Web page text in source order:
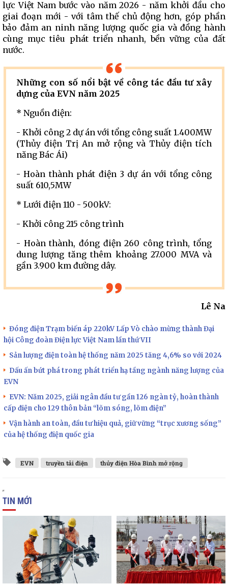
lực Việt Nam bước vào năm 2026 - năm khởi đầu cho
giai đoạn mới - với tâm thế chủ động hơn, góp phần
bảo đảm an ninh năng lượng quốc gia và đồng hành
cùng mục tiêu phát triển nhanh, bền vững của đất
nước.
Những con số nổi bật về công tác đầu tư xây
dựng của EVN năm 2025
* Nguồn điện:
- Khởi công 2 dự án với tổng công suất 1.400MW
(Thủy điện Trị An mở rộng và Thủy điện tích
năng Bác Ái)
- Hoàn thành phát điện 3 dự án với tổng công
suất 610,5MW
* Lưới điện 110 - 500kV:
- Khởi công 215 công trình
- Hoàn thành, đóng điện 260 công trình, tổng
dung lượng tăng thêm khoảng 27.000 MVA và
gần 3.900 km đường dây.
Lê Na
Đóng điện Trạm biến áp 220kV Lấp Vò chào mừng thành Đại
hội Công đoàn Điện lực Việt Nam lần thứ VII
Sản lượng điện toàn hệ thống năm 2025 tăng 4,6% so với 2024
Dấu ấn bứt phá trong phát triển hạ tầng ngành năng lượng của
EVN
EVN: Năm 2025, giải ngân đầu tư gần 126 ngàn tỷ, hoàn thành
cấp điện cho 129 thôn bản “lõm sóng, lõm điện”
Vận hành an toàn, đầu tư hiệu quả, giữ vững “trục xương sống”
của hệ thống điện quốc gia
EVN truyền tải điện thủy điện Hòa Bình mở rộng
TIN MỚI